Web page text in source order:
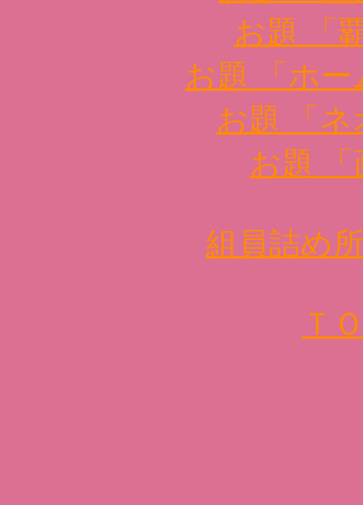
お題 「
お題 「ホ
お題 「
お題
組員詰め
Ｔ